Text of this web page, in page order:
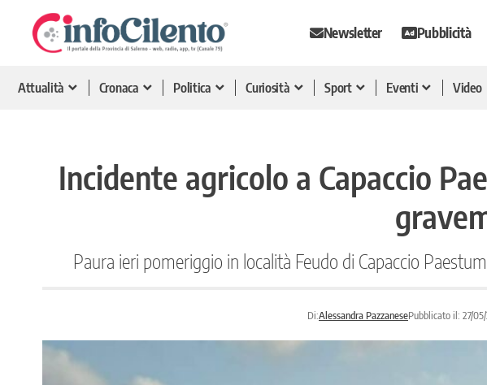
Newsletter Pubblicità
Attualità Cronaca Politica Curiosità Sport Eventi Video
Incidente agricolo a Capaccio
Paura ieri pomeriggio in località Feudo di Capaccio
Di:Alessandra PazzanesePubblicato il: 27/